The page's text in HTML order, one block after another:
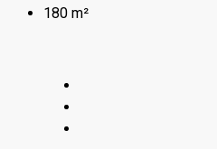
180 m²